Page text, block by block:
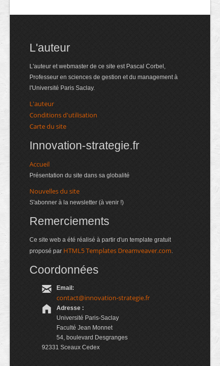
L'auteur
L'auteur et webmaster de ce site est Pascal Corbel,
Professeur en sciences de gestion et du management à
l'Université Paris Saclay.
L'auteur
Conditions d'utilisation
Carte du site
Innovation-strategie.fr
Accueil
Présentation du site dans sa globalité
Nouvelles du site
S'abonner à la newsletter (à venir !)
Remerciements
Ce site web a été réalisé à partir d'un template gratuit
proposé par HTML5 Templates Dreamveaver.com.
Coordonnées
Email:
contact@innovation-strategie.fr
Adresse :
Université Paris-Saclay
Faculté Jean Monnet
54, boulevard Desgranges
92331 Sceaux Cedex